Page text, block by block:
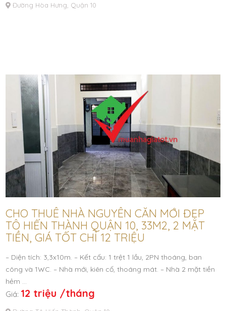
Đường Hòa Hưng, Quận 10
CHO THUÊ NHÀ NGUYÊN CĂN MỚI ĐẸP
TÔ HIẾN THÀNH QUẬN 10, 33M2, 2 MẶT
TIỀN, GIÁ TỐT CHỈ 12 TRIỆU
– Diện tích: 3,3x10m. – Kết cấu: 1 trệt 1 lầu, 2PN thoáng, ban
công và 1WC. – Nhà mới, kiên cố, thoáng mát. – Nhà 2 mặt tiền
hẻm …
Giá: 12 triệu /tháng